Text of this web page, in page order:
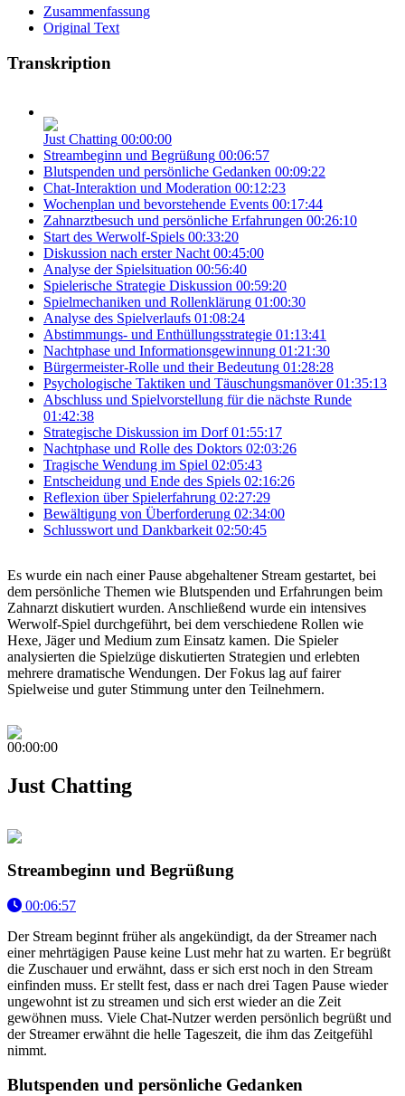
Zusammenfassung
Original Text
Transkription
Just Chatting 00:00:00
Streambeginn und Begrüßung 00:06:57
Blutspenden und persönliche Gedanken 00:09:22
Chat-Interaktion und Moderation 00:12:23
Wochenplan und bevorstehende Events 00:17:44
Zahnarztbesuch und persönliche Erfahrungen 00:26:10
Start des Werwolf-Spiels 00:33:20
Diskussion nach erster Nacht 00:45:00
Analyse der Spielsituation 00:56:40
Spielerische Strategie Diskussion 00:59:20
Spielmechaniken und Rollenklärung 01:00:30
Analyse des Spielverlaufs 01:08:24
Abstimmungs- und Enthüllungsstrategie 01:13:41
Nachtphase und Informationsgewinnung 01:21:30
Bürgermeister-Rolle und their Bedeutung 01:28:28
Psychologische Taktiken und Täuschungsmanöver 01:35:13
Abschluss und Spielvorstellung für die nächste Runde
01:42:38
Strategische Diskussion im Dorf 01:55:17
Nachtphase und Rolle des Doktors 02:03:26
Tragische Wendung im Spiel 02:05:43
Entscheidung und Ende des Spiels 02:16:26
Reflexion über Spielerfahrung 02:27:29
Bewältigung von Überforderung 02:34:00
Schlusswort und Dankbarkeit 02:50:45
Es wurde ein nach einer Pause abgehaltener Stream gestartet, bei
dem persönliche Themen wie Blutspenden und Erfahrungen beim
Zahnarzt diskutiert wurden. Anschließend wurde ein intensives
Werwolf-Spiel durchgeführt, bei dem verschiedene Rollen wie
Hexe, Jäger und Medium zum Einsatz kamen. Die Spieler
analysierten die Spielzüge diskutierten Strategien und erlebten
mehrere dramatische Wendungen. Der Fokus lag auf fairer
Spielweise und guter Stimmung unter den Teilnehmern.
00:00:00
Just Chatting
Streambeginn und Begrüßung
00:06:57
Der Stream beginnt früher als angekündigt, da der Streamer nach
einer mehrtägigen Pause keine Lust mehr hat zu warten. Er begrüßt
die Zuschauer und erwähnt, dass er sich erst noch in den Stream
einfinden muss. Er stellt fest, dass er nach drei Tagen Pause wieder
ungewohnt ist zu streamen und sich erst wieder an die Zeit
gewöhnen muss. Viele Chat-Nutzer werden persönlich begrüßt und
der Streamer erwähnt die helle Tageszeit, die ihm das Zeitgefühl
nimmt.
Blutspenden und persönliche Gedanken